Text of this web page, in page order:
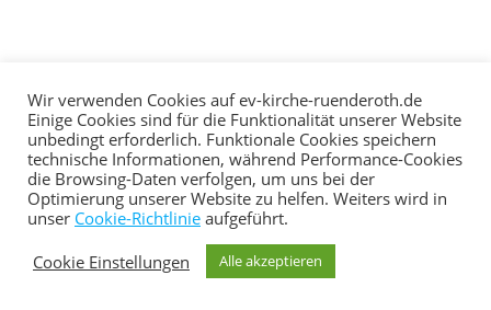
© 2026 Ev. Kirche Ründeroth. Erstellt mit WordPress und
Highlight Theme
Wir verwenden Cookies auf ev-kirche-ruenderoth.de
Einige Cookies sind für die Funktionalität unserer Website
unbedingt erforderlich. Funktionale Cookies speichern
technische Informationen, während Performance-Cookies
die Browsing-Daten verfolgen, um uns bei der
Optimierung unserer Website zu helfen. Weiters wird in
unser Cookie-Richtlinie aufgeführt.
Cookie Einstellungen
Alle akzeptieren